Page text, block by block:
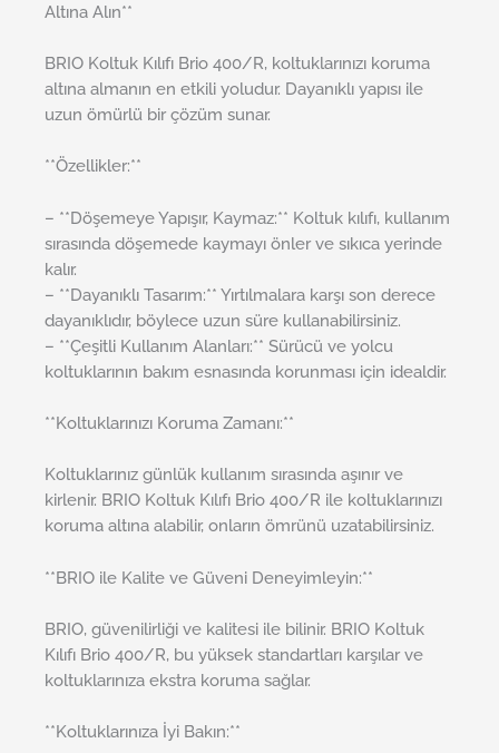
Altına Alın**
BRIO Koltuk Kılıfı Brio 400/R, koltuklarınızı koruma
altına almanın en etkili yoludur. Dayanıklı yapısı ile
uzun ömürlü bir çözüm sunar.
**Özellikler:**
– **Döşemeye Yapışır, Kaymaz:** Koltuk kılıfı, kullanım
sırasında döşemede kaymayı önler ve sıkıca yerinde
kalır.
– **Dayanıklı Tasarım:** Yırtılmalara karşı son derece
dayanıklıdır, böylece uzun süre kullanabilirsiniz.
– **Çeşitli Kullanım Alanları:** Sürücü ve yolcu
koltuklarının bakım esnasında korunması için idealdir.
**Koltuklarınızı Koruma Zamanı:**
Koltuklarınız günlük kullanım sırasında aşınır ve
kirlenir. BRIO Koltuk Kılıfı Brio 400/R ile koltuklarınızı
koruma altına alabilir, onların ömrünü uzatabilirsiniz.
**BRIO ile Kalite ve Güveni Deneyimleyin:**
BRIO, güvenilirliği ve kalitesi ile bilinir. BRIO Koltuk
Kılıfı Brio 400/R, bu yüksek standartları karşılar ve
koltuklarınıza ekstra koruma sağlar.
**Koltuklarınıza İyi Bakın:**